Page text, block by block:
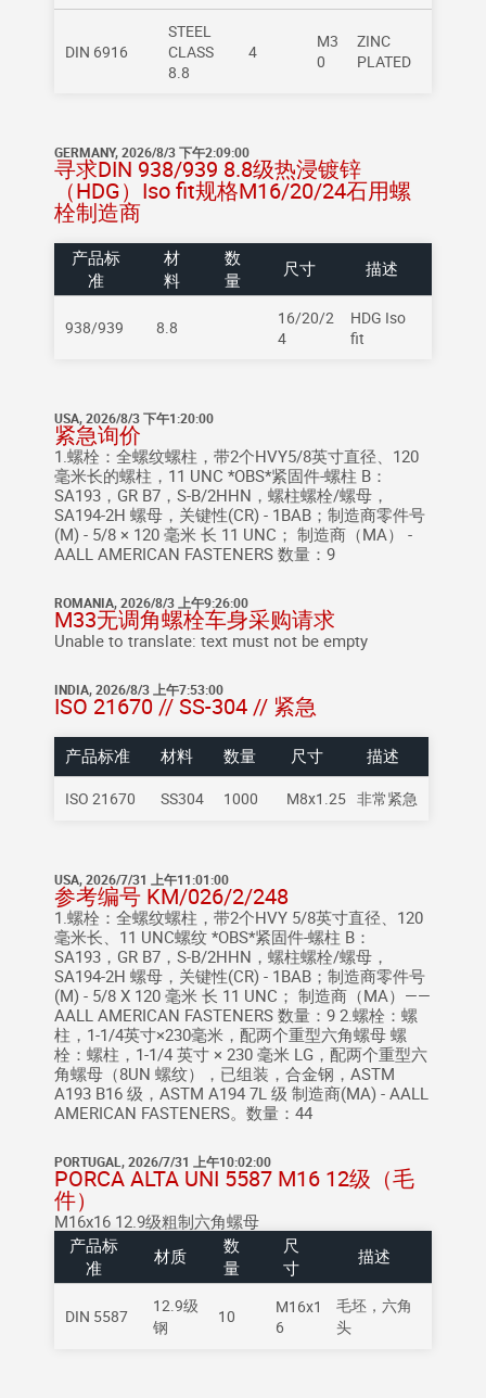
DIN 6916
STEEL
CLASS
8.8
4
M3
0
ZINC
PLATED
GERMANY, 2026/8/3 下午2:09:00
寻求DIN 938/939 8.8级热浸镀锌
（HDG）Iso fit规格M16/20/24石用螺
栓制造商
产品标
准
材
料
数
量
尺寸 描述
938/939 8.8
16/20/2
4
HDG Iso
fit
USA, 2026/8/3 下午1:20:00
紧急询价
1.螺栓：全螺纹螺柱，带2个HVY5/8英寸直径、120
毫米长的螺柱，11 UNC *OBS*紧固件-螺柱 B：
SA193，GR B7，S-B/2HHN，螺柱螺栓/螺母，
SA194-2H 螺母，关键性(CR) - 1BAB；制造商零件号
(M) - 5/8 × 120 毫米 长 11 UNC； 制造商（MA） -
AALL AMERICAN FASTENERS 数量：9
ROMANIA, 2026/8/3 上午9:26:00
M33无调角螺栓车身采购请求
Unable to translate: text must not be empty
INDIA, 2026/8/3 上午7:53:00
ISO 21670 // SS-304 // 紧急
产品标准 材料 数量 尺寸 描述
ISO 21670 SS304 1000 M8x1.25 非常紧急
USA, 2026/7/31 上午11:01:00
参考编号 KM/026/2/248
1.螺栓：全螺纹螺柱，带2个HVY 5/8英寸直径、120
毫米长、11 UNC螺纹 *OBS*紧固件-螺柱 B：
SA193，GR B7，S-B/2HHN，螺柱螺栓/螺母，
SA194-2H 螺母，关键性(CR) - 1BAB；制造商零件号
(M) - 5/8 X 120 毫米 长 11 UNC； 制造商（MA）——
AALL AMERICAN FASTENERS 数量：9 2.螺栓：螺
柱，1-1/4英寸×230毫米，配两个重型六角螺母 螺
栓：螺柱，1-1/4 英寸 × 230 毫米 LG，配两个重型六
角螺母（8UN 螺纹），已组装，合金钢，ASTM
A193 B16 级，ASTM A194 7L 级 制造商(MA) - AALL
AMERICAN FASTENERS。数量：44
PORTUGAL, 2026/7/31 上午10:02:00
PORCA ALTA UNI 5587 M16 12级（毛
件）
M16x16 12.9级粗制六角螺母
产品标
准
材质
数
量
尺
寸
描述
DIN 5587
12.9级
钢
10
M16x1
6
毛坯，六角
头